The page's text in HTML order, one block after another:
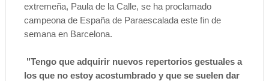
extremeña, Paula de la Calle, se ha proclamado
campeona de España de Paraescalada este fin de
semana en Barcelona.
"Tengo que adquirir nuevos repertorios gestuales a
los que no estoy acostumbrado y que se suelen dar